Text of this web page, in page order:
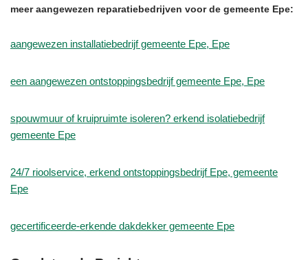
meer aangewezen reparatiebedrijven voor de gemeente Epe:
aangewezen installatiebedrijf gemeente Epe, Epe
een aangewezen ontstoppingsbedrijf gemeente Epe, Epe
spouwmuur of kruipruimte isoleren? erkend isolatiebedrijf
gemeente Epe
24/7 rioolservice, erkend ontstoppingsbedrijf Epe, gemeente
Epe
gecertificeerde-erkende dakdekker gemeente Epe